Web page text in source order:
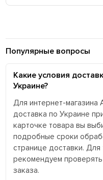
Популярные вопросы
Какие условия
Украине?
Для интернет-магазина
доставка по Украине
карточке товара вы
подробные сроки
странице доставки. Для
рекомендуем
заказа.